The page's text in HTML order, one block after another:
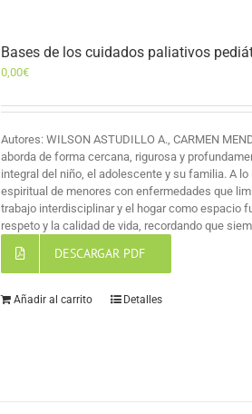
Bases de los cuidados paliativos
0,00€
Autores: WILSON ASTUDILLO A., CARMEN
aborda de forma cercana, rigurosa y
integral del niño, el adolescente y su familia. A
espiritual de menores con enfermedades que
trabajo interdisciplinar y el hogar como espacio
respeto y la calidad de vida, recordando que
DESCARGAR PDF
Añadir al carrito Detalles